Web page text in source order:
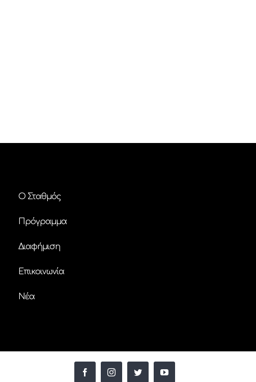
Ο Σταθμός
Πρόγραμμα
Διαφήμιση
Επικοινωνία
Nέα
facebookinstagramtwitter youtube